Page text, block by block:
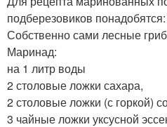
подберезовиков понадобятся:
Собственно сами лесные
Маринад:
на 1 литр воды
2 столовые ложки сахара,
2 столовые ложки (с горкой)
3 чайные ложки уксусной